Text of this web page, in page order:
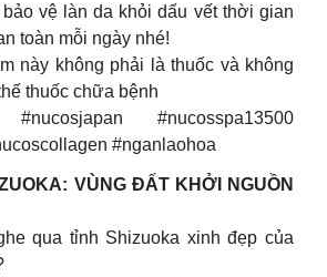
vệ làn da khỏi dấu vết thời gian
toàn mỗi ngày nhé!
này không phải là thuốc và không
thuốc chữa bệnh
#nucosjapan #nucosspa13500
#nganlaohoa
VÙNG ĐẤT KHỞI NGUỒN
qua tỉnh Shizuoka xinh đẹp của